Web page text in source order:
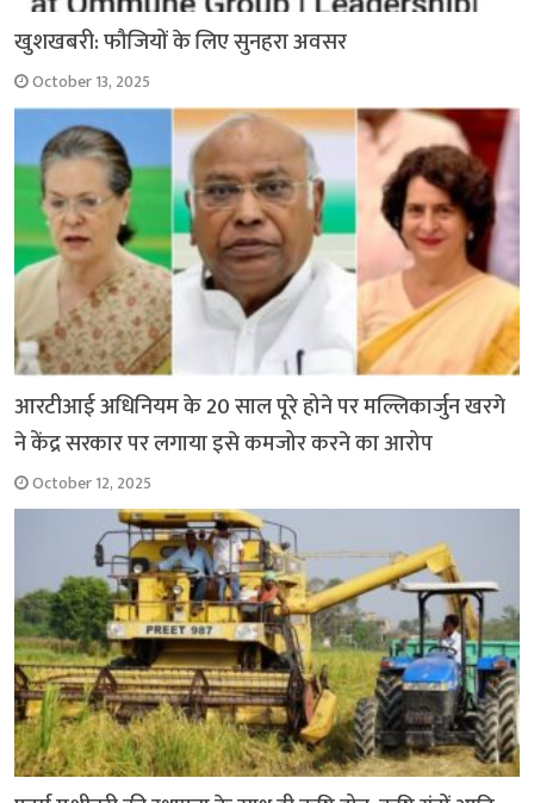
खुशखबरी: फौजियों के लिए सुनहरा अवसर
October 13, 2025
आरटीआई अधिनियम के 20 साल पूरे होने पर मल्लिकार्जुन खरगे
ने केंद्र सरकार पर लगाया इसे कमजोर करने का आरोप
October 12, 2025